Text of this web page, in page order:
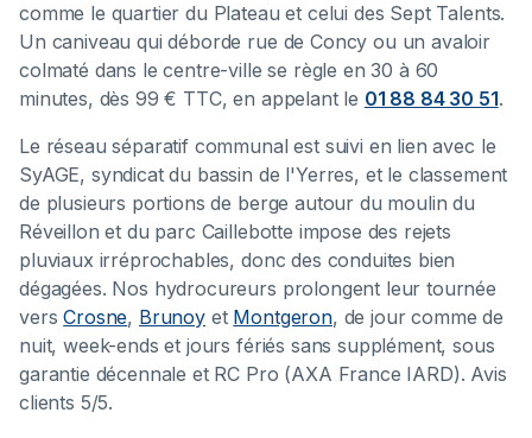
comme le quartier du Plateau et celui des Sept Talents.
Un caniveau qui déborde rue de Concy ou un avaloir
colmaté dans le centre-ville se règle en 30 à 60
minutes, dès 99 € TTC, en appelant le 01 88 84 30 51.
Le réseau séparatif communal est suivi en lien avec le
SyAGE, syndicat du bassin de l'Yerres, et le classement
de plusieurs portions de berge autour du moulin du
Réveillon et du parc Caillebotte impose des rejets
pluviaux irréprochables, donc des conduites bien
dégagées. Nos hydrocureurs prolongent leur tournée
versCrosne, Brunoyet Montgeron, de jour comme de
nuit, week-ends et jours fériés sans supplément, sous
garantie décennale et RC Pro (AXA France IARD). Avis
clients 5/5.